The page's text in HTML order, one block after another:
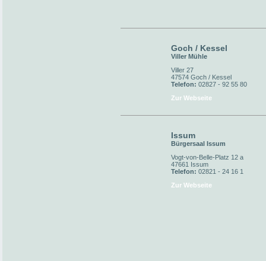
Goch / Kessel
Viller Mühle
Viller 27
47574 Goch / Kessel
Telefon: 02827 - 92 55 80
Zur Webseite
Issum
Bürgersaal Issum
Vogt-von-Belle-Platz 12 a
47661 Issum
Telefon: 02821 - 24 16 1
Zur Webseite